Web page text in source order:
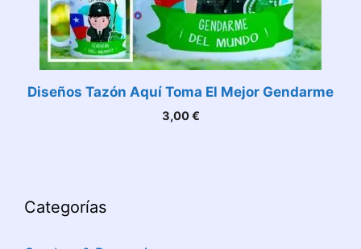
Diseños Tazón Aquí Toma El Mejor Gendarme
3,00€
Categorías